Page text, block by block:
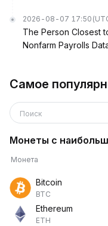
2026-08-07 17:50
The Person Closest
Nonfarm Payrolls
Самое
Поиск
Монеты с
Монета
Bitcoin
BTC
Ethereum
ETH